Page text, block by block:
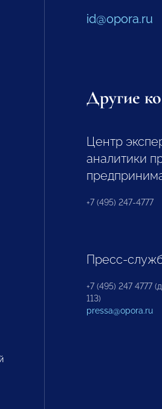
id@opora.ru
Другие
Центр
аналитики
+7 (495) 247-4777
Пресс-
+7 (495) 247 4777
113)
pressa@opora.ru